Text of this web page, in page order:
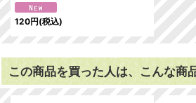
120円(税込)
この商品を買った人は、こんな商